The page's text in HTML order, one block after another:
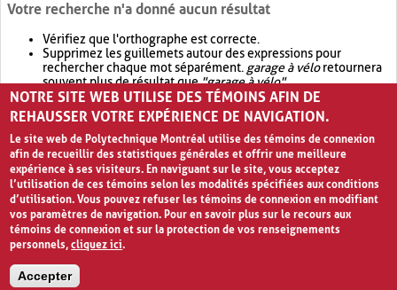
Votre recherche n'a donné aucun résultat
Vérifiez que l'orthographe est correcte.
Supprimez les guillemets autour des expressions pour
rechercher chaque mot séparément. garage à véloretournera
souvent plus de résultat que"garage à vélo".
Envisagez d'élargir votre recherche avec OR.garage OR vélo
retournera souvent plus de résultat quegarage à vélo
NOTRE SITE WEB UTILISE DES TÉMOINS AFIN DE
REHAUSSER VOTRE EXPÉRIENCE DE NAVIGATION.
Le site web de Polytechnique Montréal utilise des témoins de connexion
afin de recueillir des statistiques générales et offrir une meilleure
expérience à ses visiteurs. En naviguant sur le site, vous acceptez
l’utilisation de ces témoins selon les modalités spécifiées aux conditions
d’utilisation. Vous pouvez refuser les témoins de connexion en modifiant
vos paramètres de navigation. Pour en savoir plus sur le recours aux
témoins de connexion et sur la protection de vos renseignements
personnels,cliquez ici.
Accepter